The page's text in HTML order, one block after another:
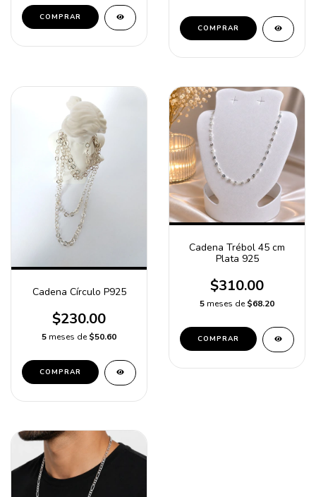
COMPRAR
COMPRAR
Cadena Círculo P925
$230.00
5 meses de$50.60
COMPRAR
Cadena Trébol 45 cm
Plata 925
$310.00
5 meses de$68.20
COMPRAR